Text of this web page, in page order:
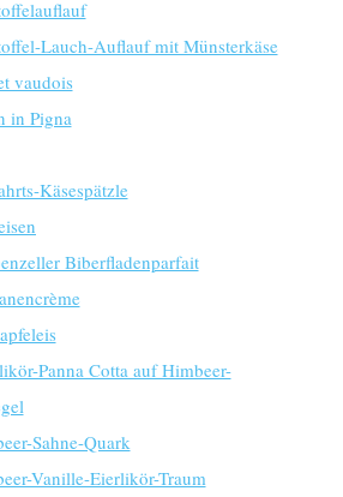
Lauch-Auflauf mit Münsterkäse
vaudois
in Pigna
Käsespätzle
Biberfladenparfait
Panna Cotta auf Himbeer-
Sahne-Quark
Vanille-Eierlikör-Traum